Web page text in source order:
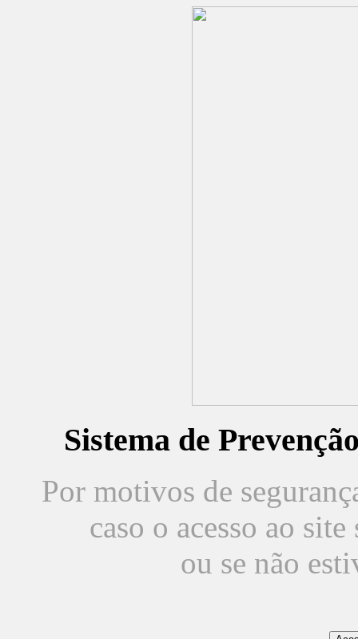
Sistema de
Por motivos de
caso o acesso ao
ou se não